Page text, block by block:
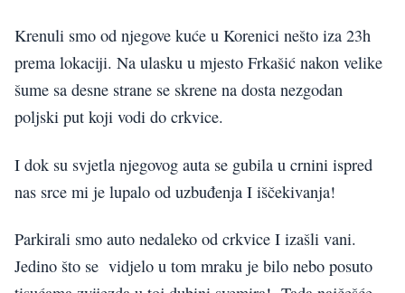
Krenuli smo od njegove kuće u Korenici nešto iza 23h
prema lokaciji. Na ulasku u mjesto Frkašić nakon velike
šume sa desne strane se skrene na dosta nezgodan
poljski put koji vodi do crkvice.
I dok su svjetla njegovog auta se gubila u crnini ispred
nas srce mi je lupalo od uzbuđenja I iščekivanja!
Parkirali smo auto nedaleko od crkvice I izašli vani.
Jedino što se vidjelo u tom mraku je bilo nebo posuto